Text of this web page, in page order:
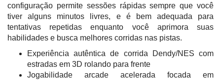
configuração permite sessões rápidas sempre que você
tiver alguns minutos livres, e é bem adequada para
tentativas repetidas enquanto você aprimora suas
habilidades e busca melhores corridas nas pistas.
Experiência autêntica de corrida Dendy/NES com
estradas em 3D rolando para frente
Jogabilidade arcade acelerada focada em